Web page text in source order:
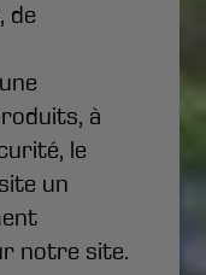
de
à
le
un
notre site.